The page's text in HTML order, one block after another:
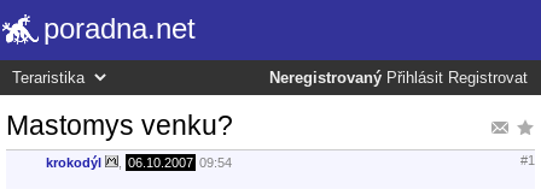
poradna.net
Neregistrovaný Přihlásit Registrovat
Mastomys venku?
krokodýl 06.10.2007 09:54 #1